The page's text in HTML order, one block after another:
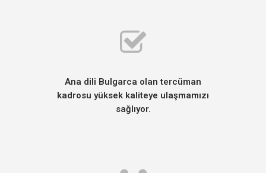
Ana dili Bulgarca olan tercüman
kadrosu yüksek kaliteye ulaşmamızı
sağlıyor.